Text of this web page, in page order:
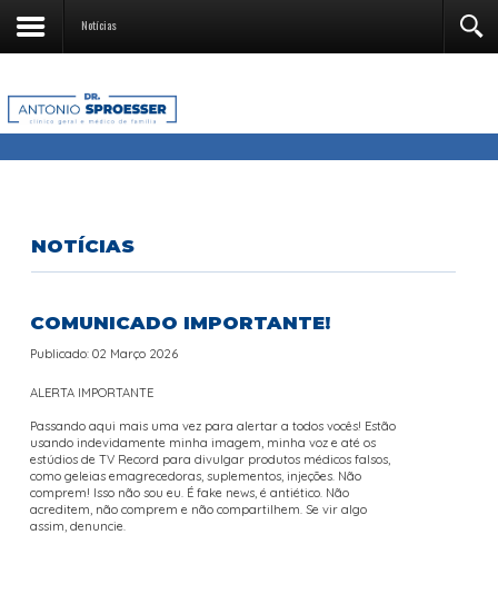
Notícias
NOTÍCIAS
COMUNICADO IMPORTANTE!
Publicado: 02 Março 2026
ALERTA IMPORTANTE
Passando aqui mais uma vez para alertar a todos vocês! Estão
usando indevidamente minha imagem, minha voz e até os
estúdios de TV Record para divulgar produtos médicos falsos,
como geleias emagrecedoras, suplementos, injeções. Não
comprem! Isso não sou eu. É fake news, é antiético. Não
acreditem, não comprem e não compartilhem. Se vir algo
assim, denuncie.